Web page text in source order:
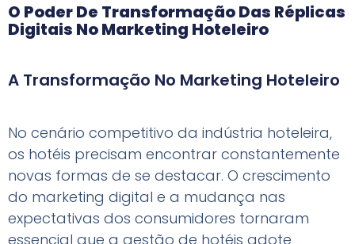
O Poder De Transformação Das Réplicas
Digitais No Marketing Hoteleiro
A Transformação No Marketing Hoteleiro
No cenário competitivo da indústria hoteleira,
os hotéis precisam encontrar constantemente
novas formas de se destacar. O crescimento
do marketing digital e a mudança nas
expectativas dos consumidores tornaram
essencial que a gestão de hotéis adote